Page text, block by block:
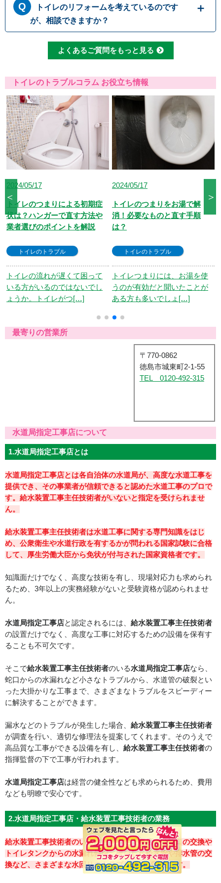
ーパーも、一度に大量に流すとつまりの原因に
なるため、こまめに流したりウォシュレットを
りを予防することができます
には、無理に水を流すと溢れてしまう可能性が
あります。 原因として一番多いのは便器内で
のつまりですが、排管自体がつまっていたりト
イレの劣化によって引き起こされる場合もござ
います。どこでつまっているか原因をしっかり
トイレのリフォームを考えているのです
が、相談できますか？
もちろんです。水道職人では水漏れ・つまり修
理だけでなくトイレ交換やリフォームなど、幅
て使用可能な便器の種類も変わってまいります
ので、しっかりとした現場確認で最適なご提案
をさせて頂きます。
よくあるご質問をもっと見る
トイレのトラブルコラム お役立ち情報
2024/05/17
トイレのつまりをお湯で解
消！必要なものと直す手順
は？
トイレのトラブル
トイレつまりには、お湯を使
うのが有効だと聞いたことが
ある方も多いでしょ[…]
2025/07/31
トイレの水が止まらない！原
因別の修理代相場と節約術を
徹底解説
トイレ
トイレの水がチョロチョロと
流れ続けて止まらない経験は
ありませんか。この[…]
＜ ＞
最寄りの営業所
〒770-0862
徳島市城東町2-1-55
TEL 0120-492-315
水道局指定工事店について
1.水道局指定工事店とは
水道局指定工事店とは各自治体の水道局が、高度な水道工事を
提供でき、その事業者が信頼できると認めた水道工事のプロで
す。 給水装置工事主任技術者がいないと指定を受けられませ
ん。
給水装置工事主任技術者は水道工事に関する専門知識をはじ
め、公衆衛生や水道行政を有するかが問われる国家試験に合格
して、厚生労働大臣から免状が付与された国家資格者です。
知識面だけでなく、高度な技術を有し、現場対応力も求められ
るため、3年以上の実務経験がないと受験資格が認められませ
ん。
水道局指定工事店と認定されるには、 給水装置工事主任技術者
の設置だけでなく、高度な工事に対応するための設備を保有す
ることも不可欠です。
そこで給水装置工事主任技術者のいる水道局指定工事店なら、
蛇口からの水漏れなど小さなトラブルから、水道管の破裂とい
った大掛かりな工事まで、さまざまなトラブルをスピーディー
に解決することができます。
漏水などのトラブルが発生した場合、 給水装置工事主任技術者
が調査を行い、適切な修理法を提案してくれます。そのうえで
高品質な工事ができる設備を有し、 給水装置工事主任技術者の
指揮監督の下で工事が行われます。
水道局指定工事店は経営の健全性なども求められるため、費用
なども明瞭で安心です。
2.水道局指定工事店・給水装置工事技術者の業務
給水装置工事技術者のいる水道局指定工事店では蛇口の交換や
トイレタンクからの水漏れ修理、破損した給水管や排水管の交
換など、さまざまな水回りのトラブル解決が可能です。